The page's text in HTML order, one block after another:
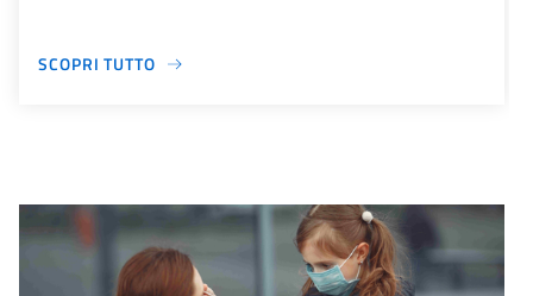
SCOPRI TUTTO